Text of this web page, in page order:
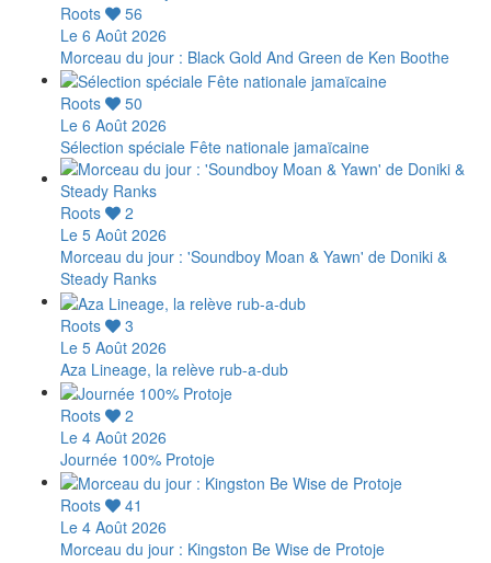
Roots
56
Le 6 Août 2026
Morceau du jour : Black Gold And Green de Ken Boothe
Roots
50
Le 6 Août 2026
Sélection spéciale Fête nationale jamaïcaine
Roots
2
Le 5 Août 2026
Morceau du jour : 'Soundboy Moan & Yawn' de Doniki &
Steady Ranks
Roots
3
Le 5 Août 2026
Aza Lineage, la relève rub-a-dub
Roots
2
Le 4 Août 2026
Journée 100% Protoje
Roots
41
Le 4 Août 2026
Morceau du jour : Kingston Be Wise de Protoje